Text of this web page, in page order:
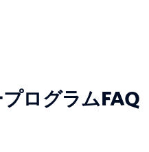
ログラムFAQ